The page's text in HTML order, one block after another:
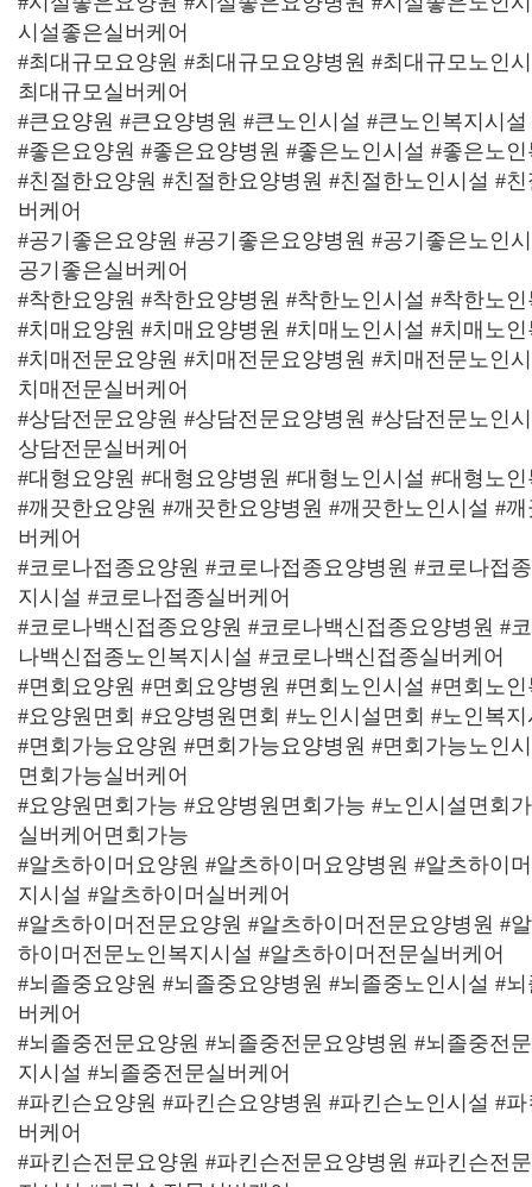
시설좋은실버케어
#최대규모요양원 #최대규모요양병원 #최대규모노인
최대규모실버케어
#큰요양원 #큰요양병원 #큰노인시설 #큰노인복지시
#좋은요양원 #좋은요양병원 #좋은노인시설 #좋은노
#친절한요양원 #친절한요양병원 #친절한노인시설 #
버케어
#공기좋은요양원 #공기좋은요양병원 #공기좋은노인
공기좋은실버케어
#착한요양원 #착한요양병원 #착한노인시설 #착한노
#치매요양원 #치매요양병원 #치매노인시설 #치매노
#치매전문요양원 #치매전문요양병원 #치매전문노인
치매전문실버케어
#상담전문요양원 #상담전문요양병원 #상담전문노인
상담전문실버케어
#대형요양원 #대형요양병원 #대형노인시설 #대형노
#깨끗한요양원 #깨끗한요양병원 #깨끗한노인시설 #
버케어
#코로나접종요양원 #코로나접종요양병원 #코로나접
지시설 #코로나접종실버케어
#코로나백신접종요양원 #코로나백신접종요양병원 #
나백신접종노인복지시설 #코로나백신접종실버케어
#면회요양원 #면회요양병원 #면회노인시설 #면회노
#요양원면회 #요양병원면회 #노인시설면회 #노인복
#면회가능요양원 #면회가능요양병원 #면회가능노인
면회가능실버케어
#요양원면회가능 #요양병원면회가능 #노인시설면회
실버케어면회가능
#알츠하이머요양원 #알츠하이머요양병원 #알츠하이
지시설 #알츠하이머실버케어
#알츠하이머전문요양원 #알츠하이머전문요양병원 #
하이머전문노인복지시설 #알츠하이머전문실버케어
#뇌졸중요양원 #뇌졸중요양병원 #뇌졸중노인시설 #
버케어
#뇌졸중전문요양원 #뇌졸중전문요양병원 #뇌졸중전
지시설 #뇌졸중전문실버케어
#파킨슨요양원 #파킨슨요양병원 #파킨슨노인시설 #
버케어
#파킨슨전문요양원 #파킨슨전문요양병원 #파킨슨전